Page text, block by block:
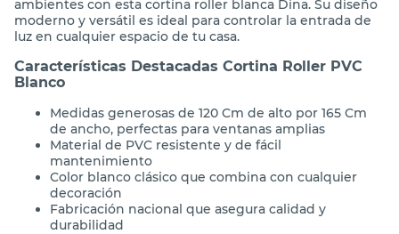
ambientes con esta cortina roller blanca Dina. Su diseño
moderno y versátil es ideal para controlar la entrada de
luz en cualquier espacio de tu casa.
Características Destacadas Cortina Roller PVC
Blanco
Medidas generosas de 120 Cm de alto por 165 Cm
de ancho, perfectas para ventanas amplias
Material de PVC resistente y de fácil
mantenimiento
Color blanco clásico que combina con cualquier
decoración
Fabricación nacional que asegura calidad y
durabilidad